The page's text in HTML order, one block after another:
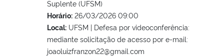
Suplente (UFSM)
Horário: 26/03/2026 09:00
Local: UFSM | Defesa por videoconferência:
mediante solicitação de acesso por e-mail:
joaoluizfranzon22@gmail.com